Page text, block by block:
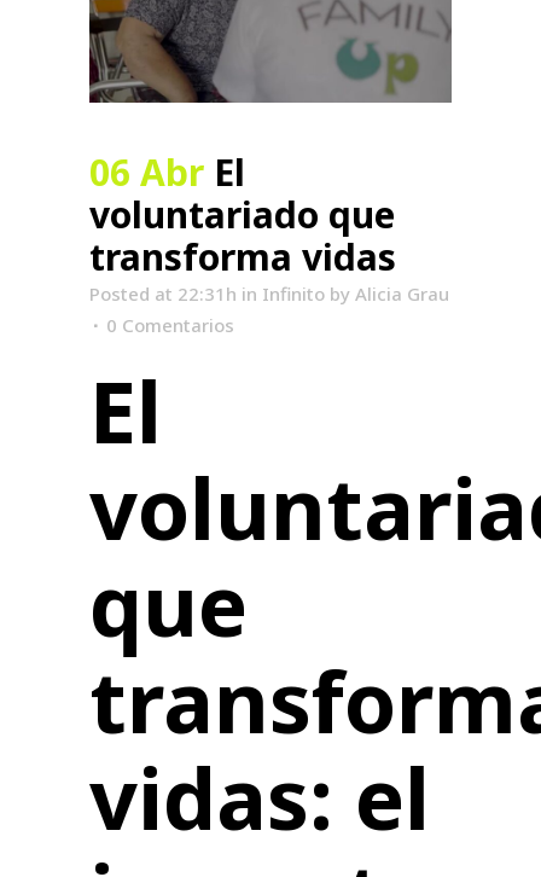
06 Abr El
voluntariado que
transforma vidas
Posted at 22:31h in Infinito by Alicia Grau
0 Comentarios
El
que
vidas: el